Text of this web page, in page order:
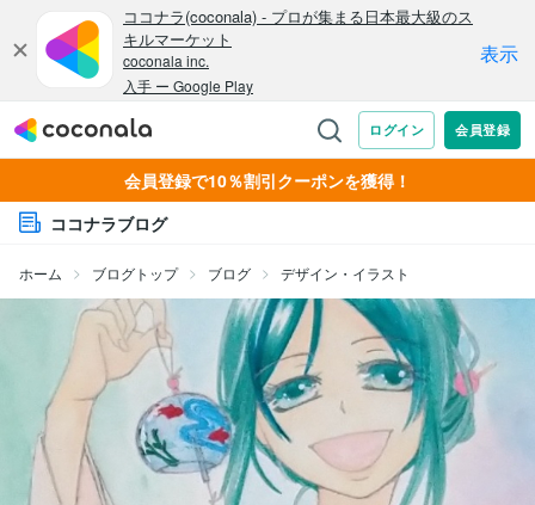
会員登録で10％割引クーポンを獲得！
ココナラブログ
ホーム ブログトップ ブログ デザイン・イラスト